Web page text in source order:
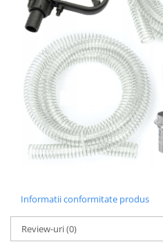
Informatii conformitate produs
Review-uri(0)